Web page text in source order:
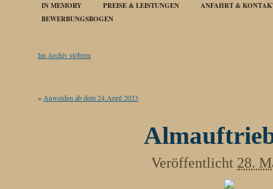
IN MEMORY
PREISE & LEISTUNGEN
ANFAHRT &
BEWERBUNGSBOGEN
Im Archiv stöbern
« Anweiden ab dem 24.April 2023
Veröffentlicht 28.